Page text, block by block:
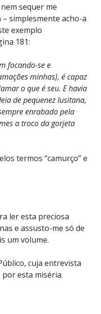
sequer me
simplesmente acho-a
exemplo
181:
focando-se e
minhas), é capaz
o que é seu. E havia
de pequenez lusitana,
enrabado pela
a troco da gorjeta
termos “camurço” e
ler esta preciosa
e assusto-me só de
um volume.
cuja entrevista
esta miséria.